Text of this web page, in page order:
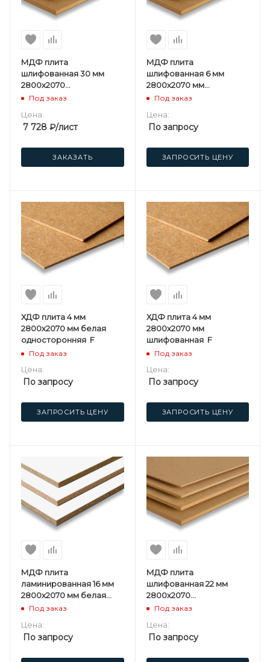
МДФ плита
шлифованная 30 мм
2800х2070
мм Kastamonu F
Под заказ
Цена:
7 728 ₽/лист
ЗАКАЗАТЬ
МДФ плита
шлифованная 6 мм
2800х2070 мм
Кроностар F
Под заказ
Цена:
По запросу
ЗАПРОСИТЬ ЦЕНУ
ХДФ плита 4 мм
2800х2070 мм белая
односторонняя F
Под заказ
Цена:
По запросу
ЗАПРОСИТЬ ЦЕНУ
ХДФ плита 4 мм
2800х2070 мм
шлифованная F
Под заказ
Цена:
По запросу
ЗАПРОСИТЬ ЦЕНУ
МДФ плита
ламинированная 16 мм
2800х2070 мм белая
односторонняя
Под заказ
Цена:
По запросу
МДФ плита
шлифованная 22 мм
2800х2070
мм Kastamonu ST
Под заказ
Цена:
По запросу